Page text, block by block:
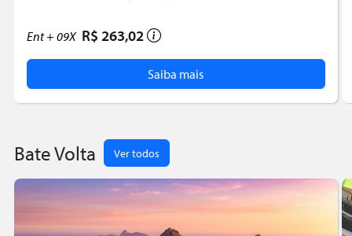
Ent + 09X R$ 263,02
Saiba mais
Bate Volta Ver todos